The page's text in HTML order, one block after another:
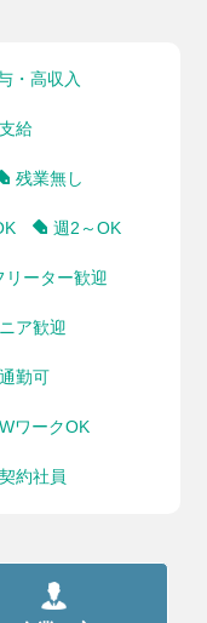
・高収入
給
残業無し
週2～OK
リーター歓迎
ア歓迎
勤可
WワークOK
契約社員